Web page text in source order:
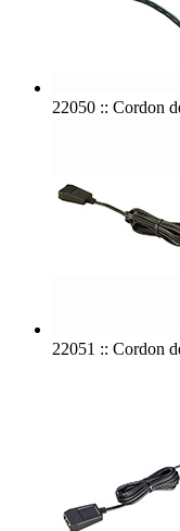
22050 :: Cordon
22051 :: Cordon